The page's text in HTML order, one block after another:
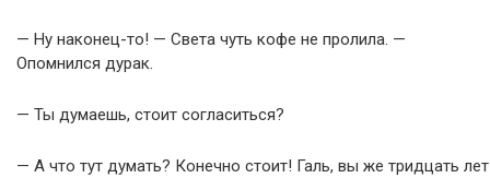
— Ну наконец-то! — Света чуть кофе не пролила. —
Опомнился дурак.
— Ты думаешь, стоит согласиться?
— А что тут думать? Конечно стоит! Галь, вы же тридцать лет